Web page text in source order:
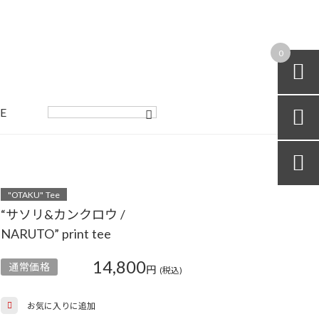
"OTAKU" Tee
“サソリ&カンクロウ /
NARUTO” print tee
通常価格 14,800円 (税込)
お気に入りに追加
0


